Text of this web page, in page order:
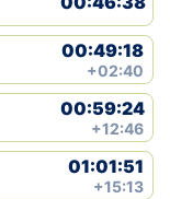
00:49:18
+02:40
00:59:24
+12:46
01:01:51
+15:13